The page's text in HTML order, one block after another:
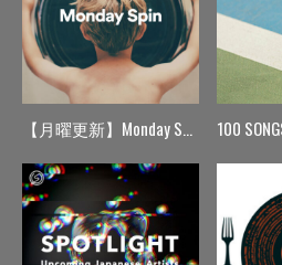
【月曜更新】Monday Spin 100